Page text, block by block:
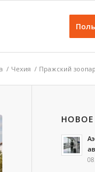
/ Чехия / Пражский
НОВОЕ